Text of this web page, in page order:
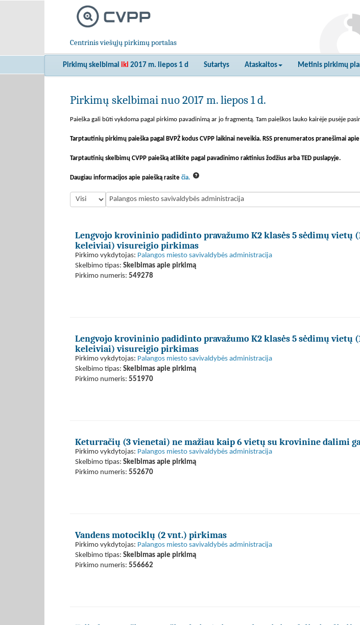
Centrinis viešųjų pirkimų portalas
Pirkimų skelbimai iki 2017 m. liepos 1 d Sutartys Ataskaitos Metinis pirkimų
Pirkimų skelbimai nuo 2017 m. liepos 1 d.
Paieška gali būti vykdoma pagal pirkimo pavadinimą ar jo fragmentą. Tam paieškos lauko kairėje pusėje
Tarptautinių pirkimų paieška pagal BVPŽ kodus CVPP laikinai neveikia. RSS prenumeratos pranešimai
Tarptautinių skelbimų CVPP paiešką atlikite pagal pavadinimo raktinius žodžius arba TED puslapyje.
Daugiau informacijos apie paiešką rasite čia.
Lengvojo krovininio padidinto pravažumo K2 klasės 5 sėdimų vietų
keleiviai) visureigio pirkimas
Pirkimo vykdytojas: Palangos miesto savivaldybės administracija
Skelbimo tipas: Skelbimas apie pirkimą
Pirkimo numeris: 549278
Lengvojo krovininio padidinto pravažumo K2 klasės 5 sėdimų vietų
keleiviai) visureigio pirkimas
Pirkimo vykdytojas: Palangos miesto savivaldybės administracija
Skelbimo tipas: Skelbimas apie pirkimą
Pirkimo numeris: 551970
Keturračių (3 vienetai) ne mažiau kaip 6 vietų su krovinine dalimi
Pirkimo vykdytojas: Palangos miesto savivaldybės administracija
Skelbimo tipas: Skelbimas apie pirkimą
Pirkimo numeris: 552670
Vandens motociklų (2 vnt.) pirkimas
Pirkimo vykdytojas: Palangos miesto savivaldybės administracija
Skelbimo tipas: Skelbimas apie pirkimą
Pirkimo numeris: 556662